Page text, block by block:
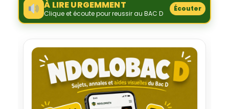
À LIRE URGEMMENT
Clique et écoute pour reussir au BAC D
Écouter